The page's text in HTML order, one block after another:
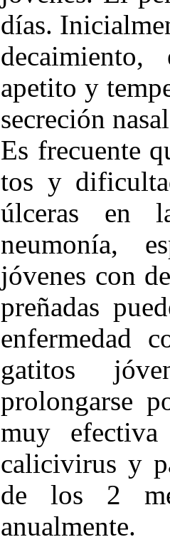
días.
apetito y
secreción
Es frecuente
tos y
úlceras en
neumonía,
jóvenes con
preñadas
enfermedad
gatitos
prolongarse
muy
calicivirus y
de los 2
anualmente.